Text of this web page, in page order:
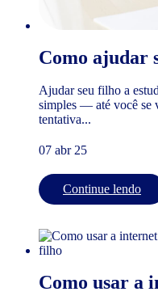
Como ajudar
Ajudar seu filho a
simples — até você se
tentativa...
07 abr 25
Continue lendo
Como usar a